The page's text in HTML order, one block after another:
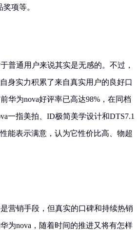
项等。
普通用户来说其实是无感的。不过，
身实力积累了来自真实用户的良好口
华为nova好评率已高达98%，在同档
一指美拍、ID极简美学设计和DTS7.1
能表示满意，认为它性价比高、物超
营销手段，但真实的口碑和持续热销
为nova，随着时间的推进又将有怎样